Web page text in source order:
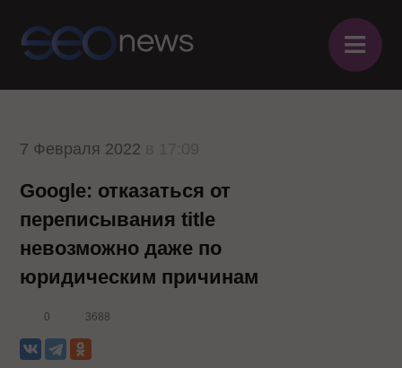
≡
7 Февраля 2022
Google: отказаться от
переписывания title
невозможно даже по
юридическим причинам
0 3688